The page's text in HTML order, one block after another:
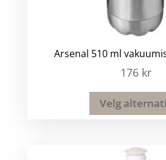
Arsenal 510 ml
176 kr
Velg